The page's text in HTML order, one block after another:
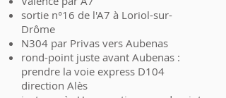
sortie n°16 de l'A7 à Loriol-sur-
Drôme
N304 par Privas vers Aubenas
rond-point juste avant Aubenas :
prendre la voie express D104
direction Alès